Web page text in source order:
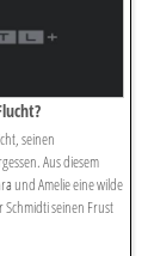
seinen
Aus diesem
und Amelie eine wilde
Schmidti seinen Frust